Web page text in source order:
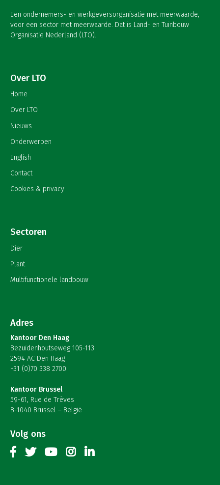
Een ondernemers- en werkgeversorganisatie met meerwaarde,
voor een sector met meerwaarde. Dat is Land- en Tuinbouw
Organisatie Nederland (LTO).
Over LTO
Home
Over LTO
Nieuws
Onderwerpen
English
Contact
Cookies & privacy
Sectoren
Dier
Plant
Multifunctionele landbouw
Adres
Kantoor Den Haag
Bezuidenhoutseweg 105-113
2594 AC Den Haag
+31 (0)70 338 2700
Kantoor Brussel
59-61, Rue de Trèves
B-1040 Brussel – België
Volg ons